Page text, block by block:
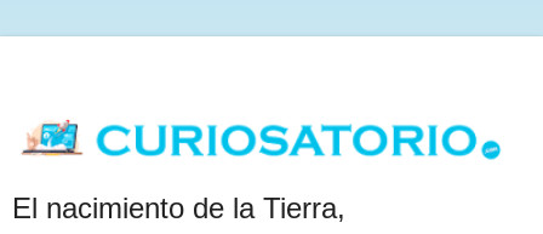
El nacimiento de la Tierra,